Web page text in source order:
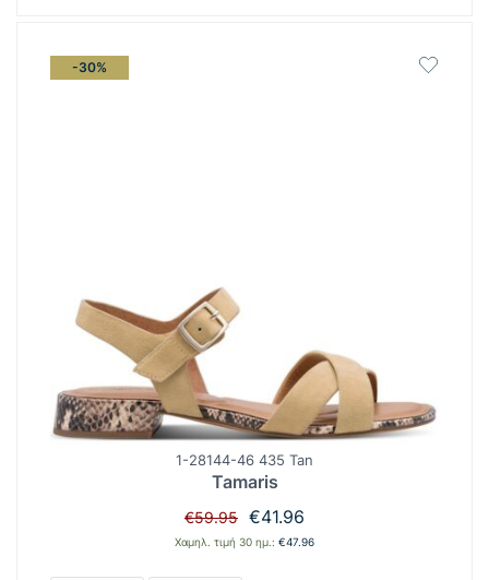
-30%
1-28144-46 435 Tan
Tamaris
€59.95 Original
price
€41.96
τρέχουσα
Χαμηλ. τιμή 30 ημ.: €47.96